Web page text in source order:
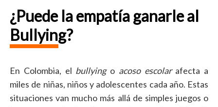
¿Puede la empatía ganarle al
Bullying?
En Colombia, el bullyingo acoso escolarafecta a
miles de niñas, niños y adolescentes cada año. Estas
situaciones van mucho más allá de simples juegos o